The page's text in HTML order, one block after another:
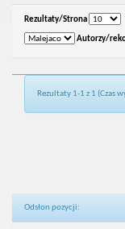
Rezultaty/Strona
Autorzy/
Rezultaty 1-1 z 1 (Czas
Odsłon pozycji: